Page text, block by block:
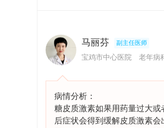
马丽芬 副主任医师
宝鸡市中心医院 老年病
病情分析：
糖皮质激素如果用药量过大
后症状会得到缓解皮质激素